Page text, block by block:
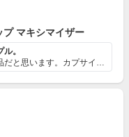
プ マキシマイザー
。
かなり好き嫌いは分かれる商品だと思います。カプサイシン...